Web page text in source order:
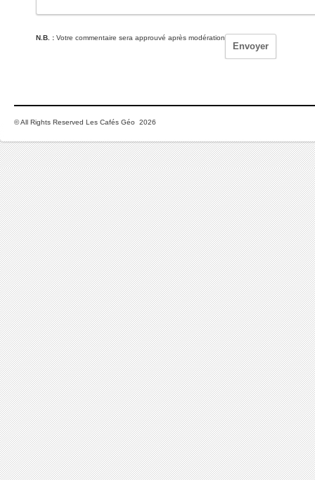
N.B. : Votre commentaire sera approuvé après modération
© All Rights Reserved Les Cafés Géo 2026